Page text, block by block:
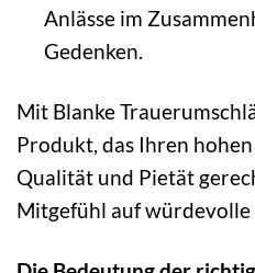
Anlässe im
Gedenken.
Mit Blanke
Produkt, das Ihren
Qualität und Pietät
Mitgefühl auf würdevolle